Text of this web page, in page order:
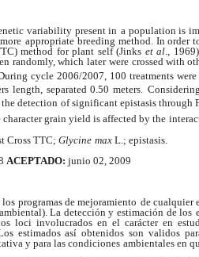
variability present in a population is
appropriate breeding method. In order
method for plant self (Jinks et al., 1969)
randomly, which later were crossed with
cycle 2006/2007, 100 treatments were
length, separated 0.50 meters.
detection of significant epistasis through
character grain yield is affected by the
Cross TTC; Glycine max L.; epistasis.
ACEPTADO: junio 02, 2009
programas de mejoramiento de cualquier
La detección y estimación de los
loci involucrados en el carácter en
estimados así obtenidos son validos
y para las condiciones ambientales en